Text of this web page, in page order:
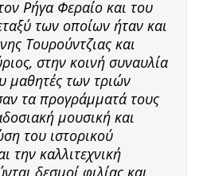
Ρήγα Φεραίο και του
των οποίων ήταν και
Τουρούντζιας και
στην κοινή συναυλία
μαθητές των τριών
τα προγράμματά τους
μουσική και
του ιστορικού
την καλλιτεχνική
δεσμοί φιλίας και